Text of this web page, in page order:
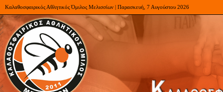
Καλαθοσφαιρικός Αθλητικός Όμιλος Μελισσίων | Παρασκευή, 7 Αυγούστου 2026